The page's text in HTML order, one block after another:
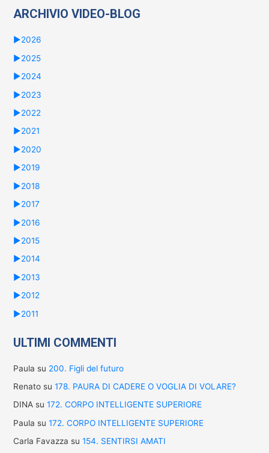
ARCHIVIO VIDEO-BLOG
►2026
►2025
►2024
►2023
►2022
►2021
►2020
►2019
►2018
►2017
►2016
►2015
►2014
►2013
►2012
►2011
ULTIMI COMMENTI
Paula su 200. Figli del futuro
Renatosu 178. PAURA DI CADERE O VOGLIA DI VOLARE?
DINAsu 172. CORPO INTELLIGENTE SUPERIORE
Paula su 172. CORPO INTELLIGENTE SUPERIORE
Carla Favazza su 154. SENTIRSI AMATI